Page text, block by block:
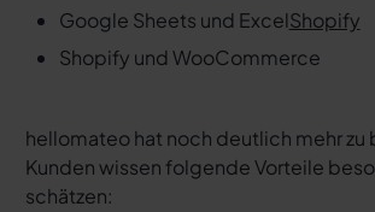
Google Sheets und ExcelShopify
Shopify und WooCommerce
hellomateo hat noch deutlich mehr zu
Kunden wissen folgende Vorteile
schätzen: